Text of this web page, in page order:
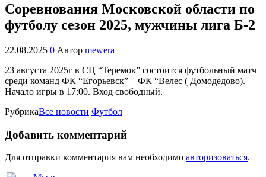
Соревнования Московской области по
футболу сезон 2025, мужчины лига Б-2
22.08.2025 0 Автор mewera
23 августа 2025г в СЦ “Теремок” состоится футбольный матч
среди команд ФК “Егорьевск” – ФК “Велес ( Домодедово).
Начало игры в 17:00. Вход свободный.
РубрикаВсе новости Футбол
Добавить комментарий
Для отправки комментария вам необходимо авторизоваться.